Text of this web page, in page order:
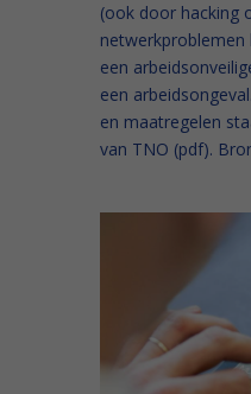
(ook door hacking
een
een
en maatregelen
van TNO (pdf).